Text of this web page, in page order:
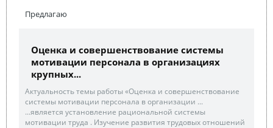
Предлагаю
Оценка и совершенствование системы
мотивации персонала в организациях
крупных...
Актуальность темы работы «Оценка и совершенствование
системы мотивации персонала в организации ...
...является установление рациональной системы
мотивации труда . Изучение развития трудовых отношений